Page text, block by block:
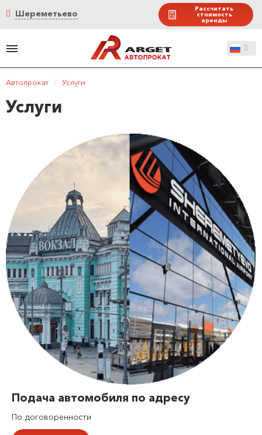
Шереметьево Рассчитать
стоимость
аренды
Автопрокат / Услуги
Услуги
Подача автомобиля по адресу
По договоренности